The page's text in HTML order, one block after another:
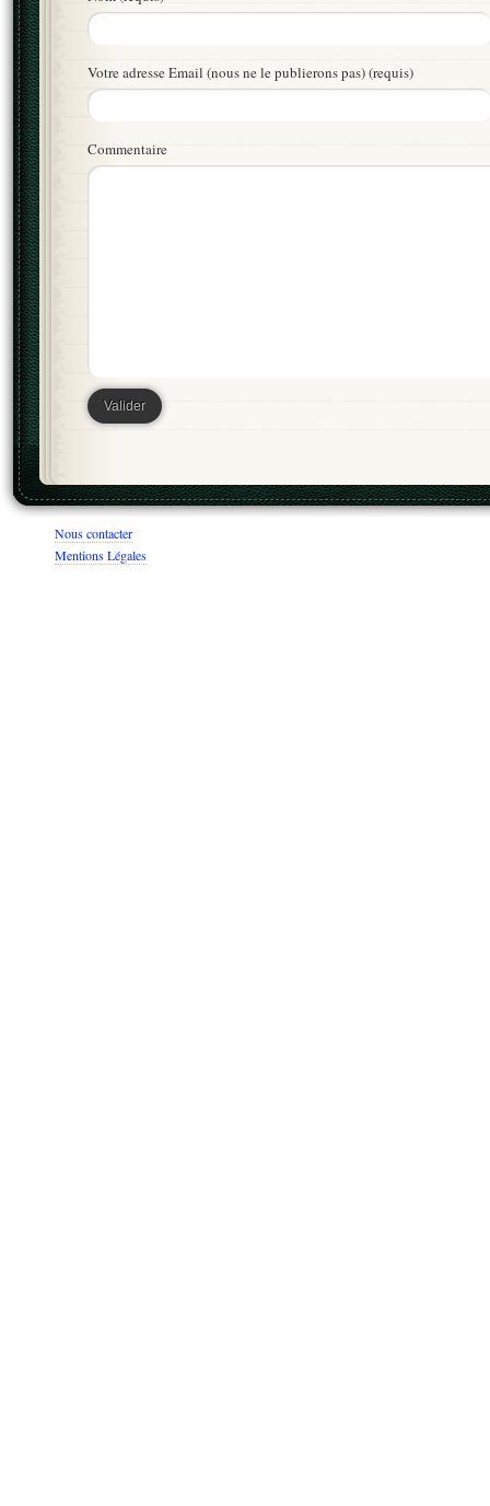
Votre adresse Email (nous ne le publierons pas) (requis)
Commentaire
Nous contacter
Mentions Légales